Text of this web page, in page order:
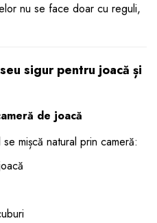
nu se face doar cu reguli,
sigur pentru joacă și
de joacă
mișcă natural prin cameră: